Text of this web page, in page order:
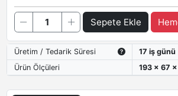
Sepete Ekle
Üretim / Tedarik Süresi
17 iş günü
Ürün Ölçüleri
193 x 67 x